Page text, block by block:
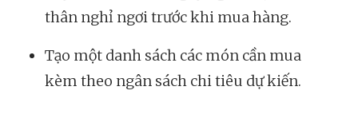
thân nghỉ ngơi trước khi mua hàng.
Tạo một danh sách các món cần mua
kèm theo ngân sách chi tiêu dự kiến.